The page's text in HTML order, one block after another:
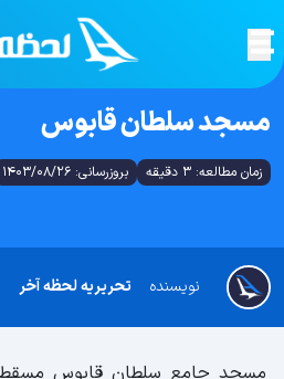
مسجد سلطان قابوس
زمان مطالعه: 3 دقیقه بروزرسانی: 1403/08/26
تحریریه لحظه آخر نویسنده
مسجد جامع سلطان قابوس مسقط